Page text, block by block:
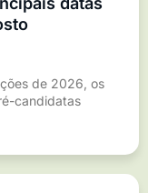
de 2026, os
candidatas